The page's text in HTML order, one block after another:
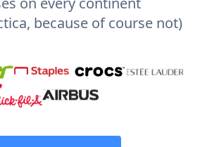
because of course not)